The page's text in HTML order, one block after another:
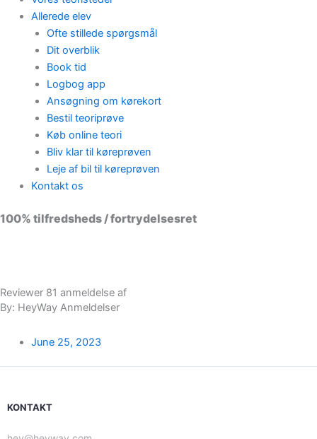
Allerede elev
Ofte stillede spørgsmål
Dit overblik
Book tid
Logbog app
Ansøgning om kørekort
Bestil teoriprøve
Køb online teori
Bliv klar til køreprøven
Leje af bil til køreprøven
Kontakt os
100% tilfredsheds / fortrydelsesret
Reviewer 81 anmeldelse af
By: HeyWay Anmeldelser
June 25, 2023
KONTAKT